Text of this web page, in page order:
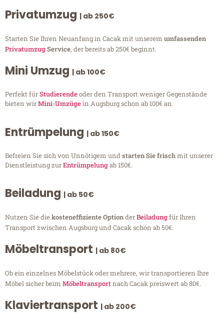
Privatumzug | ab 250€
Starten Sie Ihren Neuanfang in Cacak mit unserem umfassenden
PrivatumzugService, der bereits ab 250€ beginnt.
Mini Umzug | ab 100€
Perfekt fürStudierendeoder den Transport weniger Gegenstände
bieten wirMini-Umzügein Augsburg schon ab 100€ an.
Entrümpelung | ab 150€
Befreien Sie sich von Unnötigem undstarten Sie frischmit unserer
Dienstleistung zurEntrümpelungab 150€.
Beiladung | ab 50€
Nutzen Sie diekosteneffiziente OptionderBeiladungfür Ihren
Transport zwischen Augsburg und Cacak schon ab 50€.
Möbeltransport | ab 80€
Ob ein einzelnes Möbelstück oder mehrere, wir transportieren Ihre
Möbel sicher beim Möbeltransportnach Cacak preiswert ab 80€.
Klaviertransport | ab 200€